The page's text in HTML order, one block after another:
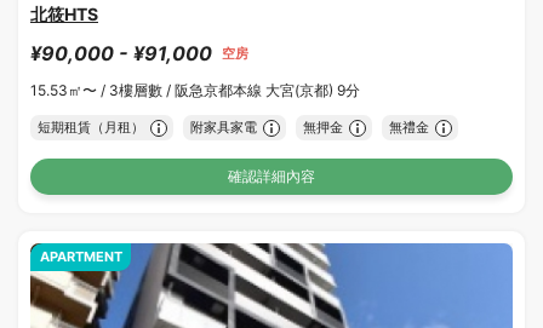
北筱HTS
¥90,000 - ¥91,000 空房
15.53㎡〜 / 3樓層數 / 阪急京都本線 大宮(京都) 9分
短期租賃（月租） 附家具家電 無押金 無禮金
確認詳細內容
APARTMENT